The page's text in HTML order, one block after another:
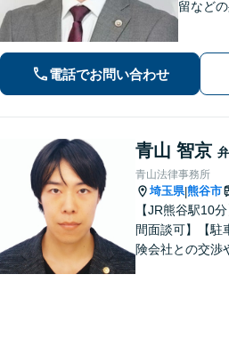
留など
電話でお問い合わせ
青山 智京
青山法律事務所
埼玉県|熊谷市
【JR熊谷駅10
間面談可】【駐
険会社との交渉